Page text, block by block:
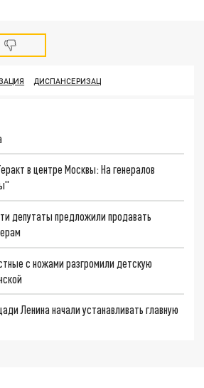
ДИСПАНСЕРИЗАЦ
в центре Москвы: На генералов
депутаты предложили продавать
с ножами разгромили детскую
Ленина начали устанавливать главную